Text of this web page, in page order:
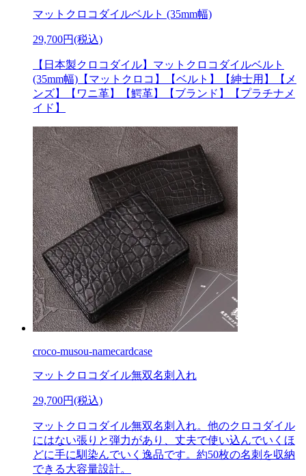
マットクロコダイルベルト (35mm幅)
29,700円(税込)
【日本製クロコダイル】マットクロコダイルベルト
(35mm幅)【マットクロコ】【ベルト】【紳士用】【メ
ンズ】【ワニ革】【鰐革】【ブランド】【プラチナメ
イド】
croco-musou-namecardcase
マットクロコダイル無双名刺入れ
29,700円(税込)
マットクロコダイル無双名刺入れ。他のクロコダイル
にはない張りと弾力があり、丈夫で使い込んでいくほ
どに手に馴染んでいく逸品です。約50枚の名刺を収納
できる大容量設計。